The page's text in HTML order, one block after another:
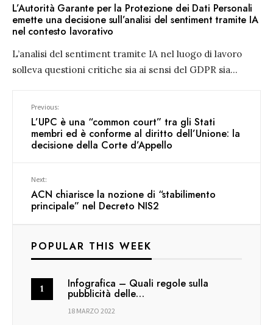
L’Autorità Garante per la Protezione dei Dati Personali
emette una decisione sull’analisi del sentiment tramite IA
nel contesto lavorativo
L’analisi del sentiment tramite IA nel luogo di lavoro
solleva questioni critiche sia ai sensi del GDPR sia...
Previous:
L’UPC è una “common court” tra gli Stati
membri ed è conforme al diritto dell’Unione: la
decisione della Corte d’Appello
Next:
ACN chiarisce la nozione di “stabilimento
principale” nel Decreto NIS2
POPULAR THIS WEEK
Infografica – Quali regole sulla
pubblicità delle…
18 MARZO 2022